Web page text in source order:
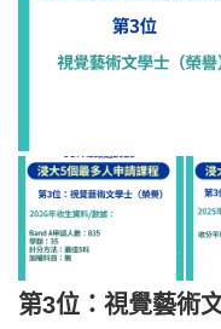
第3位：視覺藝術